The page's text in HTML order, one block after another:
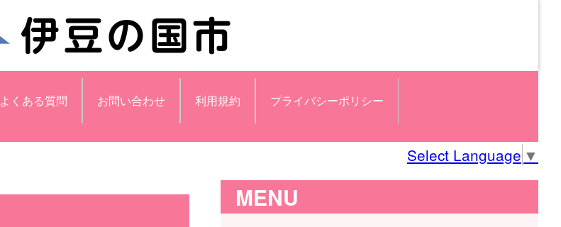
よくある質問 お問い合わせ 利用規約 プライバシーポリシー
Select Language ▼
MENU